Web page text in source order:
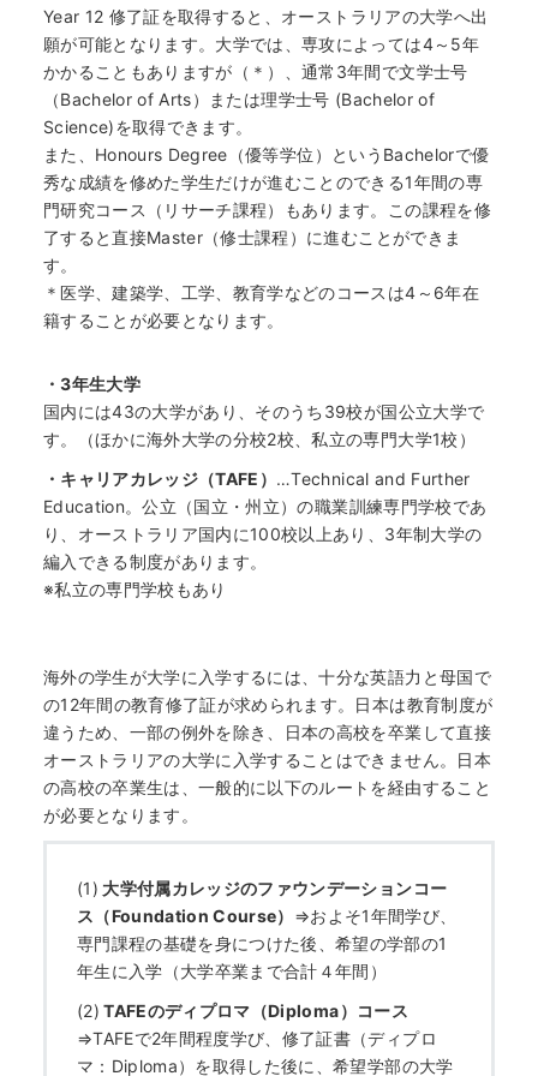
Year 12 修了証を取得すると、オーストラリアの大学へ出
願が可能となります。大学では、専攻によっては4～5年
かかることもありますが（＊）、通常3年間で文学士号
（Bachelor of Arts）または理学士号 (Bachelor of
Science)を取得できます。
また、Honours Degree（優等学位）というBachelorで優
秀な成績を修めた学生だけが進むことのできる1年間の専
門研究コース（リサーチ課程）もあります。この課程を修
了すると直接Master（修士課程）に進むことができま
す。
＊医学、建築学、工学、教育学などのコースは4～6年在
籍することが必要となります。
・3年生大学
国内には43の大学があり、そのうち39校が国公立大学で
す。（ほかに海外大学の分校2校、私立の専門大学1校）
・キャリアカレッジ（TAFE） …Technical and Further
Education。公立（国立・州立）の職業訓練専門学校であ
り、オーストラリア国内に100校以上あり、3年制大学の
編入できる制度があります。
※私立の専門学校もあり
海外の学生が大学に入学するには、十分な英語力と母国で
の12年間の教育修了証が求められます。日本は教育制度が
違うため、一部の例外を除き、日本の高校を卒業して直接
オーストラリアの大学に入学することはできません。日本
の高校の卒業生は、一般的に以下のルートを経由すること
が必要となります。
(1) 大学付属カレッジのファウンデーションコー
ス（Foundation Course） ⇒およそ1年間学び、
専門課程の基礎を身につけた後、希望の学部の1
年生に入学（大学卒業まで合計４年間）
(2) TAFEのディプロマ（Diploma）コース
⇒TAFEで2年間程度学び、修了証書（ディプロ
マ：Diploma）を取得した後に、希望学部の大学